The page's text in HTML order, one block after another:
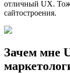
отличный UX.
сайтостроения.
Зачем мне